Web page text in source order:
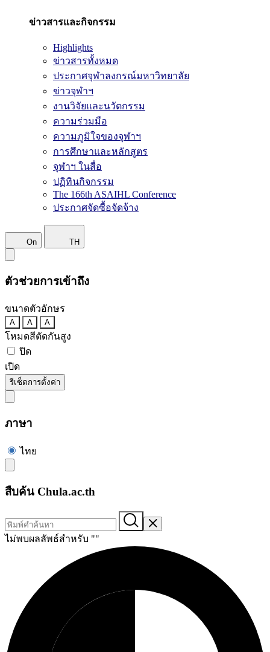
ข่าวสารและกิจกรรม
Highlights
ข่าวสารทั้งหมด
ประกาศจุฬาลงกรณ์มหาวิทยาลัย
ข่าวจุฬาฯ
งานวิจัยและนวัตกรรม
ความร่วมมือ
ความภูมิใจของจุฬาฯ
การศึกษาและหลักสูตร
จุฬาฯ ในสื่อ
ปฏิทินกิจกรรม
The 166th ASAIHL Conference
ประกาศจัดซื้อจัดจ้าง
On TH
ตัวช่วยการเข้าถึง
ขนาดตัวอักษร
A A A
โหมดสีตัดกันสูง
ปิด
เปิด
รีเซ็ตการตั้งค่า
ภาษา
ไทย
สืบค้น Chula.ac.th
ไม่พบผลลัพธ์สำหรับ ""